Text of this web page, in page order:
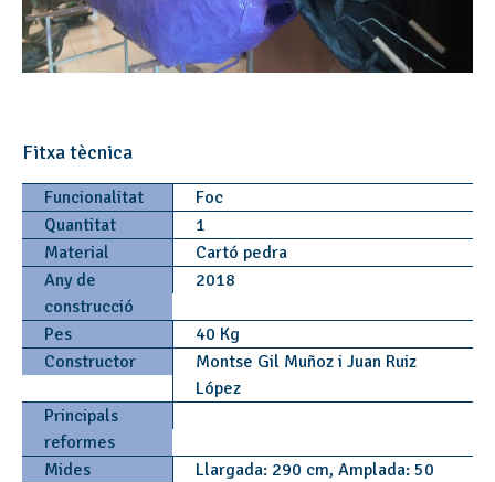
Fitxa tècnica
Funcionalitat
Foc
Quantitat
1
Material
Cartó pedra
Any de
construcció
2018
Pes
40 Kg
Constructor
Montse Gil Muñoz i Juan Ruiz
López
Principals
reformes
Mides
Llargada: 290 cm, Amplada: 50